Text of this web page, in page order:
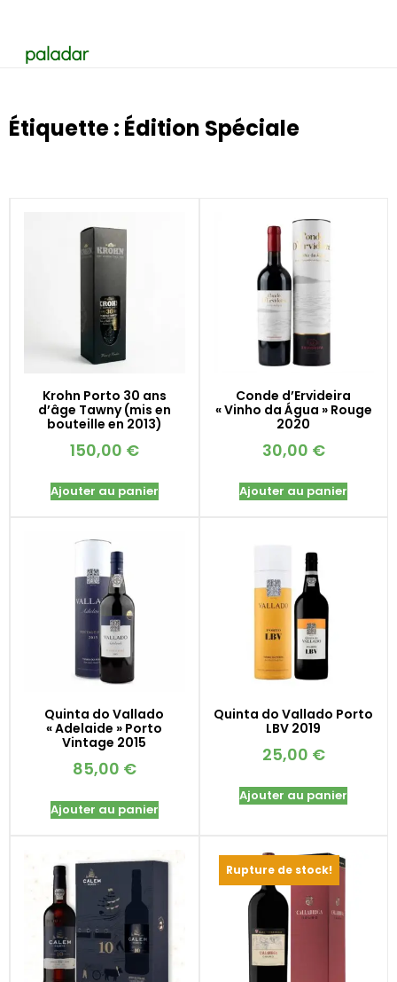
Étiquette : Édition Spéciale
Krohn Porto 30 ans
d’âge Tawny (mis en
bouteille en 2013)
150,00 €
Ajouter au panier
Conde d’Ervideira
« Vinho da Água » Rouge
2020
30,00 €
Ajouter au panier
Quinta do Vallado
« Adelaide » Porto
Vintage 2015
85,00 €
Ajouter au panier
Quinta do Vallado Porto
LBV 2019
25,00 €
Ajouter au panier
Rupture de stock!